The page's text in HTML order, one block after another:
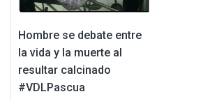
Hombre se debate entre
la vida y la muerte al
resultar calcinado
#VDLPascua